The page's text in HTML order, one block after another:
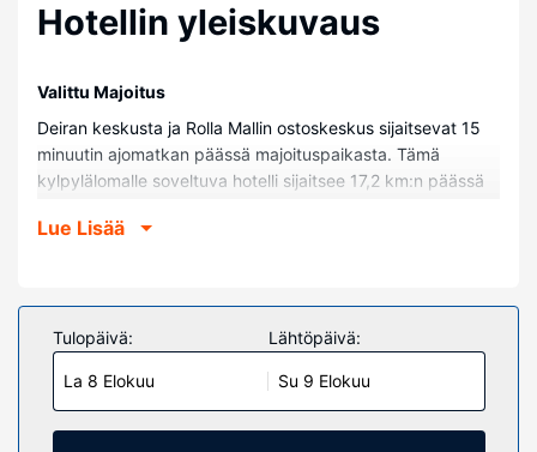
Hotellin yleiskuvaus
Valittu Majoitus
Deiran keskusta ja Rolla Mallin ostoskeskus sijaitsevat 15
minuutin ajomatkan päässä majoituspaikasta. Tämä
kylpylälomalle soveltuva hotelli sijaitsee 17,2 km:n päässä
Kultabasaari.
Kaikissa 64 huoneessa on ilmastointi ja taulutelevisio.
Mukavuuksiin kuuluu satelliittikanavat sekä ilmainen
langaton internetyhteys. Käytössäsi on kylpyhuone, josta
löytyy suihku ja tohvelit. Huone siivotaan päivittäin.
Huoneissa on työpöytä ja vedenkeitin.
Lue Lisää
Tulopäivä:
La 8 Elokuu
Lähtöpäivä:
Su 9 Elokuu